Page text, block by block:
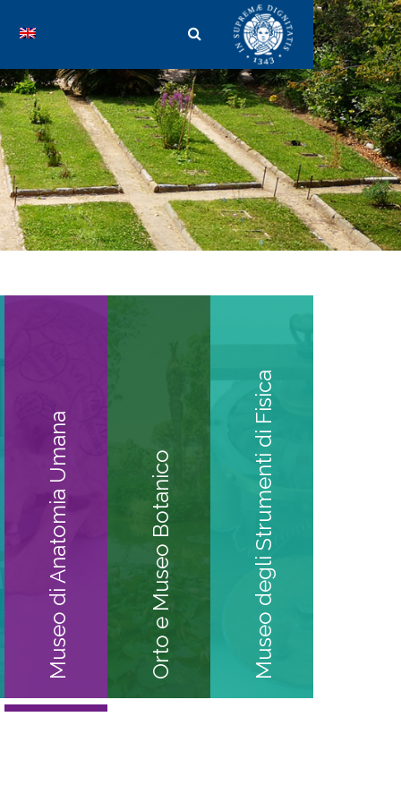
Museo di Anatomia Umana Orto e Museo Botanico Museo degli Strumenti di Fisica